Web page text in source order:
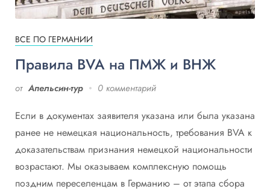
ВСЕ ПО ГЕРМАНИИ
Правила BVA на ПМЖ и ВНЖ
от Апельсин-тур 0 комментарий
Если в документах заявителя указана или была указана
ранее не немецкая национальность, требования BVA к
доказательствам признания немецкой национальности
возрастают. Мы оказываем комплексную помощь
поздним переселенцам в Германию – от этапа сбора